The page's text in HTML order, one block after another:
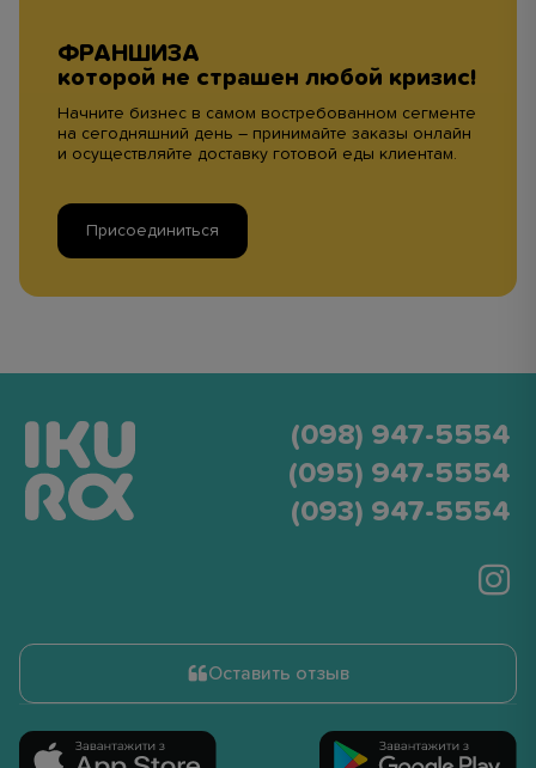
ФРАНШИЗА
которой не страшен любой кризис!
Начните бизнес в самом востребованном сегменте
на сегодняшний день – принимайте заказы онлайн
и осуществляйте доставку готовой еды клиентам.
Присоединиться
(098) 947-5554
(095) 947-5554
(093) 947-5554
Оставить отзыв